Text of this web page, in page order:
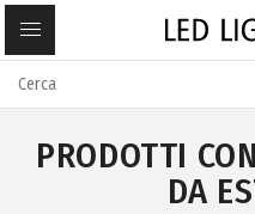
PRODOTTI
DA